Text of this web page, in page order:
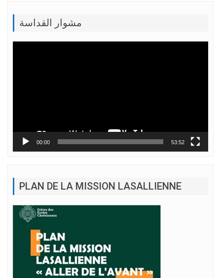
مشوار القداسة
00:00 53:52
PLAN DE LA MISSION LASALLIENNE